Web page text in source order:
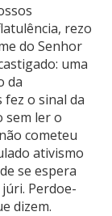
rezo
do Senhor
uma
da
o sinal da
sem ler o
cometeu
ativismo
se espera
Perdoe-
dizem.